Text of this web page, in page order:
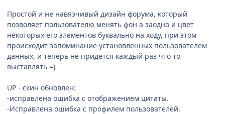
Простой и не навязчивый дизайн форума, который
позволяет пользователю менять фон а заодно и цвет
некоторых его элементов буквально на ходу, при этом
происходит запоминание установленных пользователем
данных, и теперь не придется каждый раз что то
выставлять =)
UP - скин обновлен:
-исправлена ошибка с отображением цитаты.
-Исправлена ошибка с профилем пользователей.